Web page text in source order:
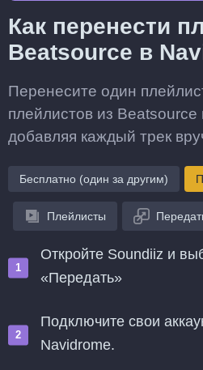
Как перенести
Beatsource в
Перенесите один
плейлистов из
добавляя каждый трек
Бесплатно (один за другим)
Плейлисты
Откройте Soundiiz и
«Передать»
Подключите свои
Navidrome.